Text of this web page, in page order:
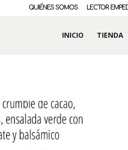
QUIÉNES SOMOS LECTOR
INICIO TIENDA